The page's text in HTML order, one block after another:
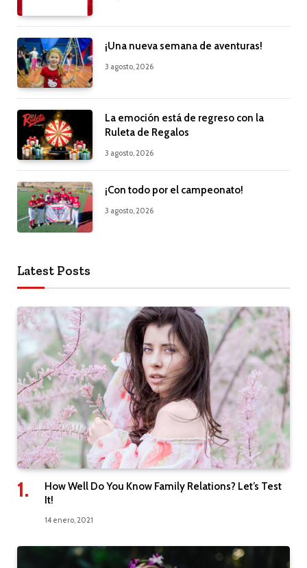
¡Una nueva semana de aventuras!
3 agosto, 2026
La emoción está de regreso con la
Ruleta de Regalos
3 agosto, 2026
¡Con todo por el campeonato!
3 agosto, 2026
Latest Posts
How Well Do You Know Family Relations? Let’s Test
It!
14 enero, 2021